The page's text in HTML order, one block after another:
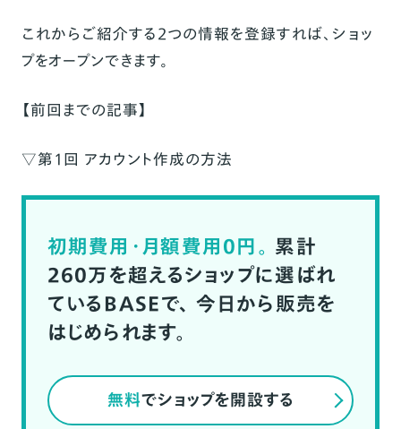
これからご紹介する2つの情報を登録すれば、ショッ
プをオープンできます。
【前回までの記事】
▽第1回 アカウント作成の方法
初期費用・月額費用0円。 累計
260万を超えるショップに選ばれ
ているBASEで、 今日から販売を
はじめられます。
無料でショップを開設する